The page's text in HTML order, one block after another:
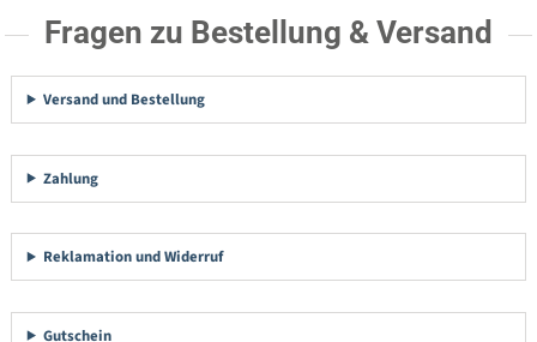
Fragen zu Bestellung & Versand
Versand und Bestellung
Zahlung
Reklamation und Widerruf
Gutschein